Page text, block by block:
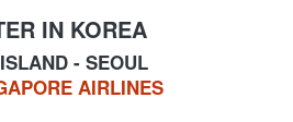
IN KOREA
- SEOUL
AIRLINES